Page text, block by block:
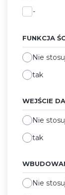
-
FUNKCJA
Nie
tak
WEJŚCIE
Nie
tak
Nie